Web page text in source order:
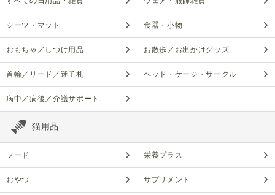
シーツ・マット 食器・小物
おもちゃ／しつけ用品 お散歩／お出かけグッズ
首輪／リード／迷子札 ベッド・ケージ・サークル
病中／病後／介護サポート
猫用品
フード 栄養プラス
おやつ サプリメント